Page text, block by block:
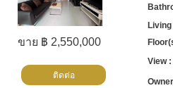
ขาย ฿ 2,550,000
ติดต่อ